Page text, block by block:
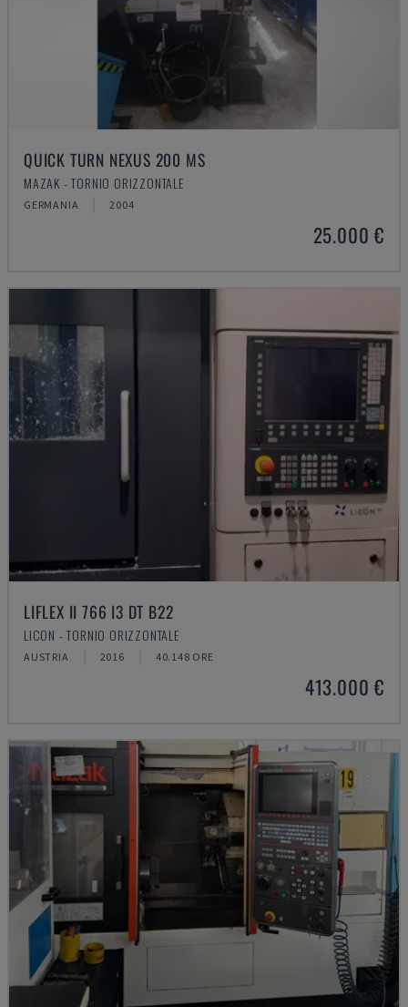
QUICK TURN NEXUS 200 MS
MAZAK - TORNIO ORIZZONTALE
GERMANIA 2004
25.000 €
LIFLEX II 766 I3 DT B22
LICON - TORNIO ORIZZONTALE
AUSTRIA 2016 40.148 ORE
413.000 €